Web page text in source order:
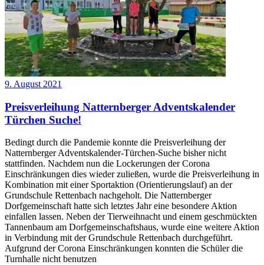
9. August 2021
Preisverleihung Natternberger Adventskalender
Türchen Suche!
Bedingt durch die Pandemie konnte die Preisverleihung der
Natternberger Adventskalender-Türchen-Suche bisher nicht
stattfinden. Nachdem nun die Lockerungen der Corona
Einschränkungen dies wieder zuließen, wurde die Preisverleihung in
Kombination mit einer Sportaktion (Orientierungslauf) an der
Grundschule Rettenbach nachgeholt. Die Natternberger
Dorfgemeinschaft hatte sich letztes Jahr eine besondere Aktion
einfallen lassen. Neben der Tierweihnacht und einem geschmückten
Tannenbaum am Dorfgemeinschaftshaus, wurde eine weitere Aktion
in Verbindung mit der Grundschule Rettenbach durchgeführt.
Aufgrund der Corona Einschränkungen konnten die Schüler die
Turnhalle nicht benutzen